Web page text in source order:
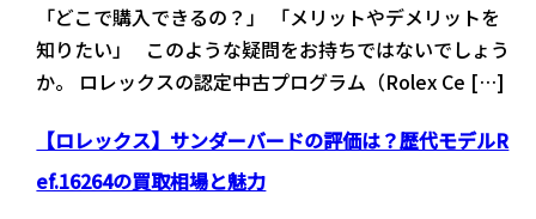
「どこで購入できるの？」 「メリットやデメリットを
知りたい」 このような疑問をお持ちではないでしょう
か。 ロレックスの認定中古プログラム（Rolex Ce […]
【ロレックス】サンダーバードの評価は？歴代モデルR
ef.16264の買取相場と魅力